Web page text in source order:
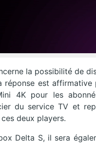
la possibilité de
réponse est
4K pour les
du service TV et
deux players.
Delta S, il sera